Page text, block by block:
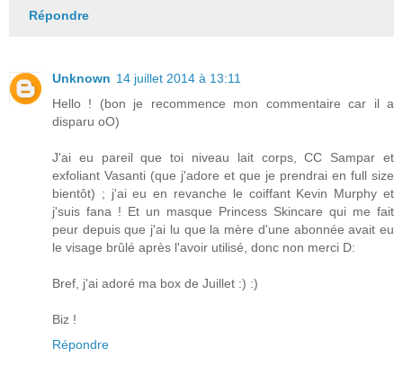
Répondre
Unknown 14 juillet 2014 à 13:11
Hello ! (bon je recommence mon commentaire car il a
disparu oO)
J'ai eu pareil que toi niveau lait corps, CC Sampar et
exfoliant Vasanti (que j'adore et que je prendrai en full size
bientôt) ; j'ai eu en revanche le coiffant Kevin Murphy et
j'suis fana ! Et un masque Princess Skincare qui me fait
peur depuis que j'ai lu que la mère d'une abonnée avait eu
le visage brûlé après l'avoir utilisé, donc non merci D:
Bref, j'ai adoré ma box de Juillet :) :)
Biz !
Répondre